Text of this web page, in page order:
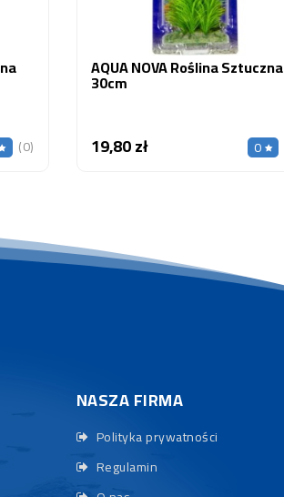
(0)
AQUA NOVA Roślina Sztuczna
30cm
19,80 złCena 0
NASZA FIRMA
Polityka prywatności
Regulamin